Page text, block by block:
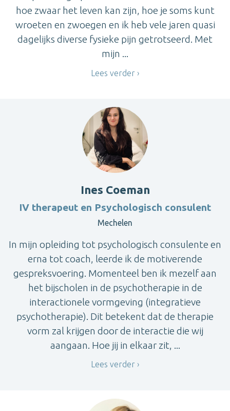
hoe zwaar het leven kan zijn, hoe je soms kunt
wroeten en zwoegen en ik heb vele jaren quasi
dagelijks diverse fysieke pijn getrotseerd. Met
mijn ...
Lees verder
Ines Coeman
IV therapeut en Psychologisch consulent
Mechelen
In mijn opleiding tot psychologisch consulente en
erna tot coach, leerde ik de motiverende
gespreksvoering. Momenteel ben ik mezelf aan
het bijscholen in de psychotherapie in de
interactionele vormgeving (integratieve
psychotherapie). Dit betekent dat de therapie
vorm zal krijgen door de interactie die wij
aangaan. Hoe jij in elkaar zit, ...
Lees verder